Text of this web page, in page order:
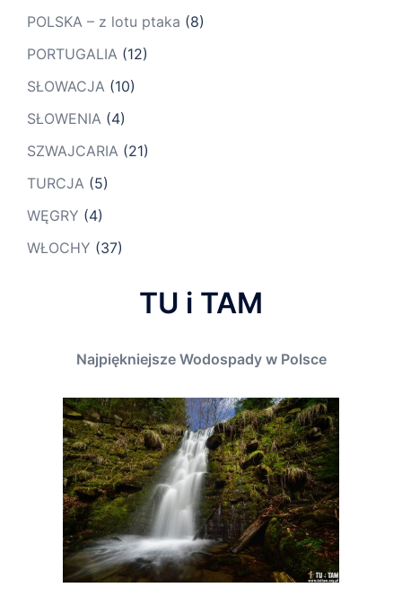
POLSKA – z lotu ptaka (8)
PORTUGALIA (12)
SŁOWACJA (10)
SŁOWENIA (4)
SZWAJCARIA (21)
TURCJA (5)
WĘGRY (4)
WŁOCHY (37)
TU i TAM
Najpiękniejsze Wodospady w Polsce